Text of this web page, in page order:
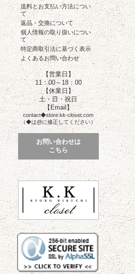
送料とお支払い方法につい
て
返品・交換について
個人情報の取り扱いについ
て
特定商取引法に基づく表示
よくあるお問い合わせ
【営業日】
11：00～18：00
【休業日】
土・日・祝日
【Email】
contact◆store.kk-closet.com
（◆は@に修正してください）
お問い合わせは
こちら